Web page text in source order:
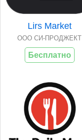
Lirs Market
ООО СИ-ПРОДЖЕКТ
Бесплатно